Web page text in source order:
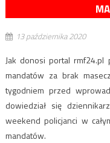
13 października 2020
Jak donosi portal rmf24.pl
mandatów za brak
tygodniem przed
dowiedział się
weekend policjanci w
mandatów.